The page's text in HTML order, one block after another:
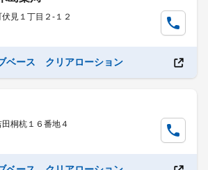
見１丁目２-１２
ベース クリアローション
桐杭１６番地４